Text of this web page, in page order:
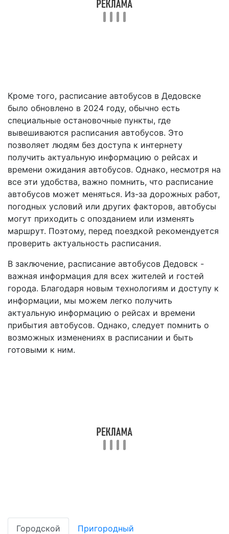
Кроме того, расписание автобусов в Дедовске
было обновлено в 2024 году, обычно есть
специальные остановочные пункты, где
вывешиваются расписания автобусов. Это
позволяет людям без доступа к интернету
получить актуальную информацию о рейсах и
времени ожидания автобусов. Однако, несмотря на
все эти удобства, важно помнить, что расписание
автобусов может меняться. Из-за дорожных работ,
погодных условий или других факторов, автобусы
могут приходить с опозданием или изменять
маршрут. Поэтому, перед поездкой рекомендуется
проверить актуальность расписания.
В заключение, расписание автобусов Дедовск -
важная информация для всех жителей и гостей
города. Благодаря новым технологиям и доступу к
информации, мы можем легко получить
актуальную информацию о рейсах и времени
прибытия автобусов. Однако, следует помнить о
возможных изменениях в расписании и быть
готовыми к ним.
Городской Пригородный